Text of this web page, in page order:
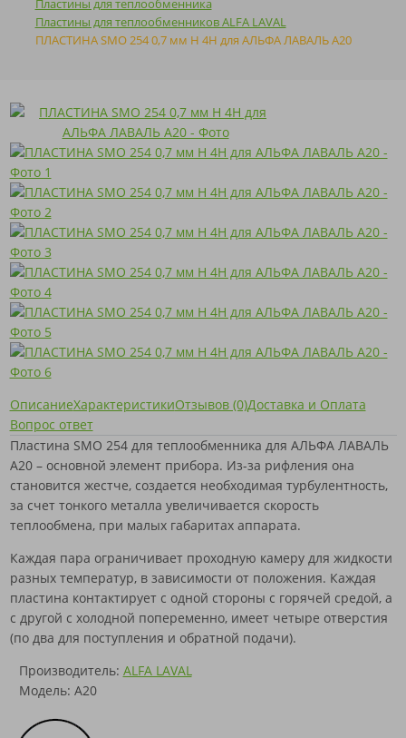
Пластины для теплообменников ALFA LAVAL
ПЛАСТИНА SMO 254 0,7 мм H 4H для АЛЬФА ЛАВАЛЬ A20
ОписаниеХарактеристикиОтзывов (0)Доставка и Оплата
Вопрос ответ
Пластина SMO 254 для теплообменника для АЛЬФА ЛАВАЛЬ
A20 – основной элемент прибора. Из-за рифления она
становится жестче, создается необходимая турбулентность,
за счет тонкого металла увеличивается скорость
теплообмена, при малых габаритах аппарата.
Каждая пара ограничивает проходную камеру для жидкости
разных температур, в зависимости от положения. Каждая
пластина контактирует с одной стороны с горячей средой, а
с другой с холодной попеременно, имеет четыре отверстия
(по два для поступления и обратной подачи).
Производитель: ALFA LAVAL
Модель: A20